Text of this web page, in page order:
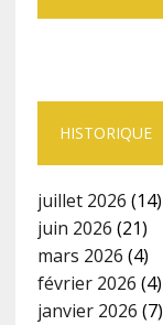
HISTORIQUE
juillet 2026 (14)
juin 2026 (21)
mars 2026 (4)
février 2026 (4)
janvier 2026 (7)